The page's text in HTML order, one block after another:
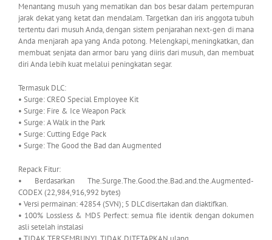
Menantang musuh yang mematikan dan bos besar dalam pertempuran
jarak dekat yang ketat dan mendalam. Targetkan dan iris anggota tubuh
tertentu dari musuh Anda, dengan sistem penjarahan next-gen di mana
Anda menjarah apa yang Anda potong. Melengkapi, meningkatkan, dan
membuat senjata dan armor baru yang diiris dari musuh, dan membuat
diri Anda lebih kuat melalui peningkatan segar.
Termasuk DLC:
• Surge: CREO Special Employee Kit
• Surge: Fire & Ice Weapon Pack
• Surge: A Walk in the Park
• Surge: Cutting Edge Pack
• Surge: The Good the Bad dan Augmented
Repack Fitur:
• Berdasarkan The.Surge.The.Good.the.Bad.and.the.Augmented-
CODEX (22,984,916,992 bytes)
• Versi permainan: 42854 (SVN); 5 DLC disertakan dan diaktifkan.
• 100% Lossless & MD5 Perfect: semua file identik dengan dokumen
asli setelah instalasi